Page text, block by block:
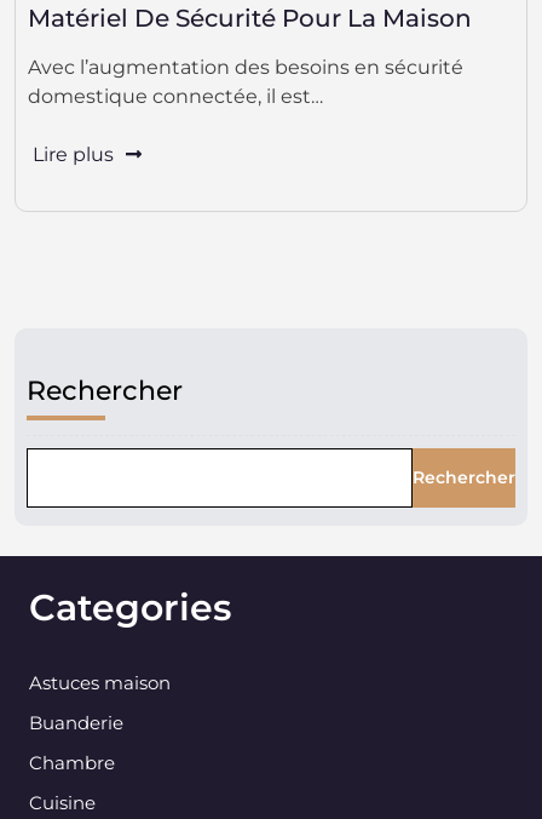
Matériel De Sécurité Pour La Maison
Avec l’augmentation des besoins en sécurité
domestique connectée, il est…
Lire plus
Rechercher
Rechercher
Categories
Astuces maison
Buanderie
Chambre
Cuisine